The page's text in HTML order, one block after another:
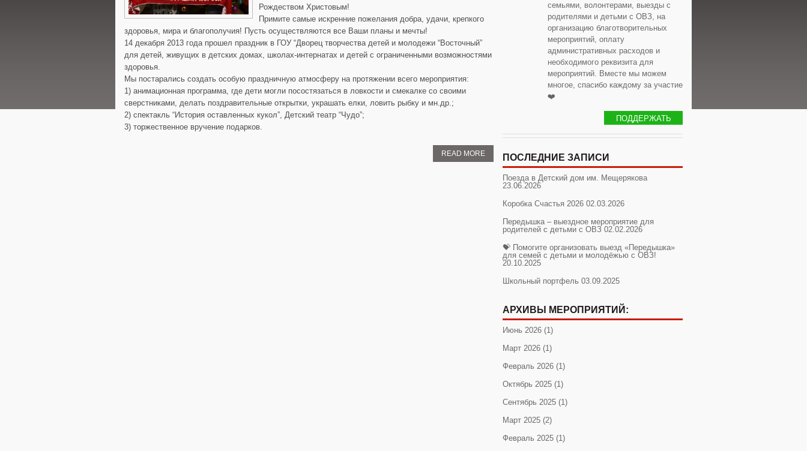
Рождеством Христовым!
Примите самые искренние пожелания добра, удачи, крепкого
здоровья, мира и благополучия! Пусть осуществляются все Ваши планы и мечты!
14 декабря 2013 года прошел праздник в ГОУ “Дворец творчества детей и молодежи “Восточный”
для детей, живущих в детских домах, школах-интернатах и детей с ограниченными возможностями
здоровья.
Мы постарались создать особую праздничную атмосферу на протяжении всего мероприятия:
1) анимационная программа, где дети могли посостязаться в ловкости и смекалке со своими
сверстниками, делать поздравительные открытки, украшать елки, ловить рыбку и мн.др.;
2) спектакль “История оставленных кукол”, Детский театр “Чудо”;
3) торжественное вручение подарков.
READ MORE
семьями, волонтерами, выезды с
родителями и детьми с ОВЗ, на
организацию благотворительных
мероприятий, оплату
административных расходов и
необходимого реквизита для
мероприятий. Вместе мы можем
многое, спасибо каждому за участие
❤️
ПОДДЕРЖАТЬ
ПОСЛЕДНИЕ ЗАПИСИ
Поезда в Детский дом им. Мещерякова
23.06.2026
Коробка Счастья 2026 02.03.2026
Передышка – выездное мероприятие для
родителей с детьми с ОВЗ 02.02.2026
💝 Помогите организовать выезд «Передышка»
для семей с детьми и молодёжью с ОВЗ!
20.10.2025
Школьный портфель 03.09.2025
АРХИВЫ МЕРОПРИЯТИЙ:
Июнь 2026 (1)
Март 2026 (1)
Февраль 2026 (1)
Октябрь 2025 (1)
Сентябрь 2025 (1)
Март 2025 (2)
Февраль 2025 (1)